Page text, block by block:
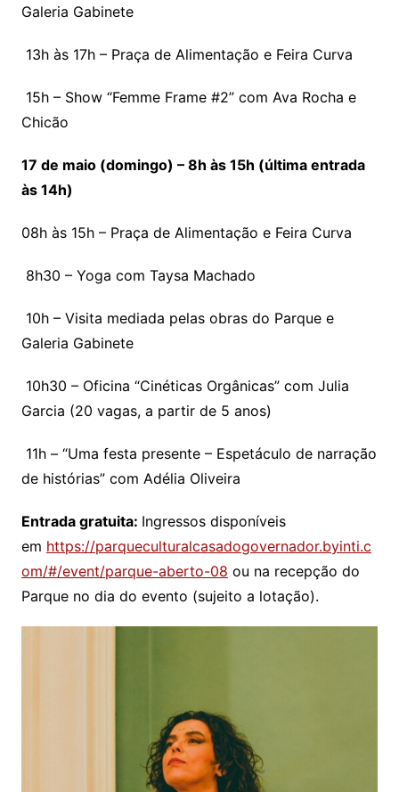
Galeria Gabinete
13h às 17h – Praça de Alimentação e Feira Curva
15h – Show “Femme Frame #2” com Ava Rocha e
Chicão
17 de maio (domingo) – 8h às 15h (última entrada
às 14h)
08h às 15h – Praça de Alimentação e Feira Curva
8h30 – Yoga com Taysa Machado
10h – Visita mediada pelas obras do Parque e
Galeria Gabinete
10h30 – Oficina “Cinéticas Orgânicas” com Julia
Garcia (20 vagas, a partir de 5 anos)
11h – “Uma festa presente – Espetáculo de narração
de histórias” com Adélia Oliveira
Entrada gratuita: Ingressos disponíveis
em https://parqueculturalcasadogovernador.byinti.c
om/#/event/parque-aberto-08 ou na recepção do
Parque no dia do evento (sujeito a lotação).